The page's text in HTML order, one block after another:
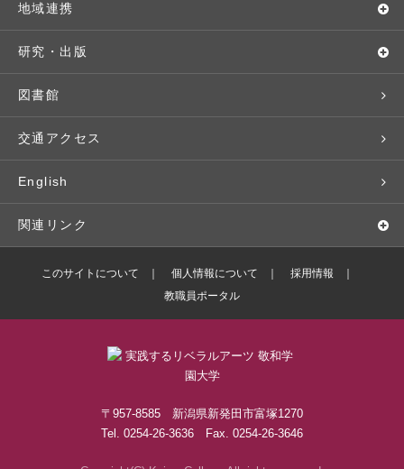
交通アクセス
基本情報・情報公開
広報・公聴
個別相談（来学・オンライン）
特待生（入学者向け）
パンフレット・資料請求
入学予定者の皆さま
留学プログラム
語学プログラム
教職課程
教員紹介
学修支援の体制
年間スケジュール
クラブ・サークル
大学周辺マップ
学生寮
学生支援制度
奨学金・特待生（在学生向け）
就職・進路サポート
資格取得
公務員試験対策
就職実績
社会で活躍する卒業生
地域連携
地域との連携
生涯学習
科目等履修生
社会人・シニア入学
施設・設備の貸し出し
研究・出版
研究者・研究分野
人文社会科学研究所
情報メディア研究所
研究論文
出版物
図書館
交通アクセス
English
関連リンク
バドミントン部ブログ
敬和学園高等学校
このサイトについて 個人情報について
採用情報
教職員ポータル
〒957-8585 新潟県新発田市富塚1270
Tel. 0254-26-3636 Fax. 0254-26-3646